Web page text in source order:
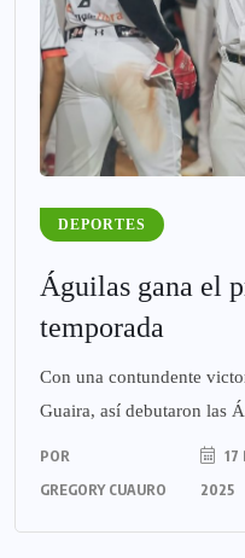
DEPORTES
Águilas gana el
temporada
Con una contundente
Guaira, así debutaron las
POR
GREGORY CUAURO
17
2025